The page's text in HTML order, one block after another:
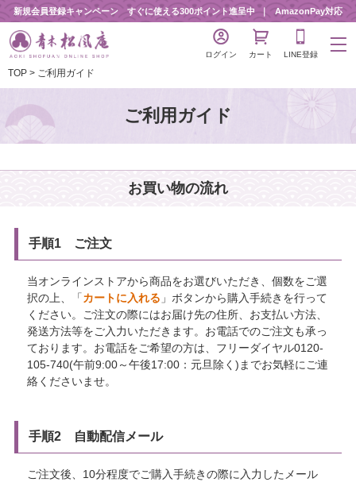
新規会員登録キャンペーン すぐに使える300ポイント進呈中 AmazonPay対応
ログイン カート LINE登録
TOP ご利用ガイド
ご利用ガイド
お買い物の流れ
手順1 ご注文
当オンラインストアから商品をお選びいただき、個数をご選
択の上、「カートに入れる 」ボタンから購入手続きを行って
ください。ご注文の際にはお届け先の住所、お支払い方法、
発送方法等をご入力いただきます。お電話でのご注文も承っ
ております。お電話をご希望の方は、フリーダイヤル0120-
105-740(午前9:00～午後17:00：元旦除く)までお気軽にご連
絡くださいませ。
手順2 自動配信メール
ご注文後、10分程度でご購入手続きの際に入力したメール